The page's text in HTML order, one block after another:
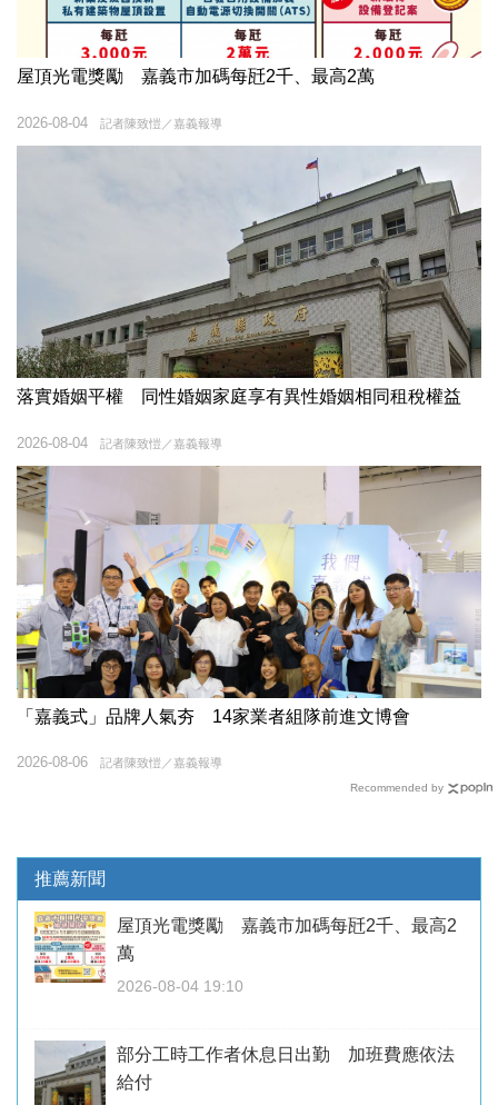
屋頂光電獎勵 嘉義市加碼每瓩2千、最高2萬
記者陳致愷／嘉義報導
2026-08-04
落實婚姻平權 同性婚姻家庭享有異性婚姻相同租稅權益
記者陳致愷／嘉義報導
2026-08-04
「嘉義式」品牌人氣夯 14家業者組隊前進文博會
記者陳致愷／嘉義報導
2026-08-06
Recommended by
推薦新聞
屋頂光電獎勵 嘉義市加碼每瓩2千、最高2
萬
2026-08-04 19:10
部分工時工作者休息日出勤 加班費應依法
給付